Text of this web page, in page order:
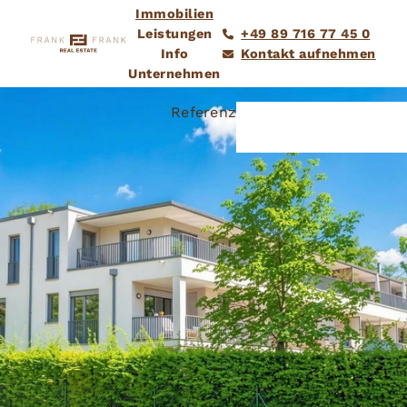
Immobilien
Leistungen
Info
Unternehmen
+49 89 716 77 45 0
Kontakt aufnehmen
Referenz